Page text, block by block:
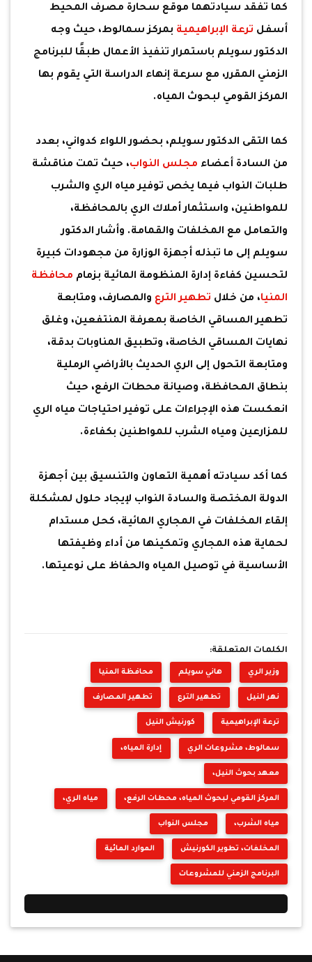
كما تفقد سيادتهما موقع سحارة مصرف المحيط
أسفل ترعة الإبراهيمية بمركز سمالوط، حيث وجه
الدكتور سويلم باستمرار تنفيذ الأعمال طبقًا للبرنامج
الزمني المقرر، مع سرعة إنهاء الدراسة التي يقوم بها
المركز القومي لبحوث المياه.
كما التقى الدكتور سويلم، بحضور اللواء كدواني، بعدد
من السادة أعضاء مجلس النواب، حيث تمت مناقشة
طلبات النواب فيما يخص توفير مياه الري والشرب
للمواطنين، واستثمار أملاك الري بالمحافظة،
والتعامل مع المخلفات والقمامة. وأشار الدكتور
سويلم إلى ما تبذله أجهزة الوزارة من مجهودات كبيرة
لتحسين كفاءة إدارة المنظومة المائية بزمام محافظة
المنيا، من خلال تطهير الترع والمصارف، ومتابعة
تطهير المساقي الخاصة بمعرفة المنتفعين، وغلق
نهايات المساقي الخاصة، وتطبيق المناوبات بدقة،
ومتابعة التحول إلى الري الحديث بالأراضي الرملية
بنطاق المحافظة، وصيانة محطات الرفع، حيث
انعكست هذه الإجراءات على توفير احتياجات مياه الري
للمزارعين ومياه الشرب للمواطنين بكفاءة.
كما أكد سيادته أهمية التعاون والتنسيق بين أجهزة
الدولة المختصة والسادة النواب لإيجاد حلول لمشكلة
إلقاء المخلفات في المجاري المائية، كحل مستدام
لحماية هذه المجاري وتمكينها من أداء وظيفتها
الأساسية في توصيل المياه والحفاظ على نوعيتها.
الكلمات المتعلقة:
وزير الري هاني سويلم محافظة المنيا
نهر النيل تطهير الترع تطهير المصارف
ترعة الإبراهيمية كورنيش النيل
سمالوط، مشروعات الري إدارة المياه،
معهد بحوث النيل،
المركز القومي لبحوث المياه، محطات الرفع، مياه الري،
مياه الشرب، مجلس النواب
المخلفات، تطوير الكورنيش الموارد المائية
البرنامج الزمني للمشروعات